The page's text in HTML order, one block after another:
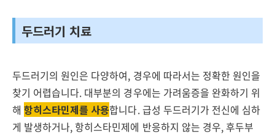
두드러기 치료
두드러기의 원인은 다양하여, 경우에 따라서는 정확한 원인을
찾기 어렵습니다. 대부분의 경우에는 가려움증을 완화하기 위
해항히스타민제를 사용합니다. 급성 두드러기가 전신에 심하
게 발생하거나, 항히스타민제에 반응하지 않는 경우, 후두부